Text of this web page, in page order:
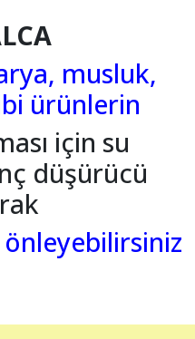
musluk,
ürünlerin
için su
düşürücü
önleyebilirsiniz